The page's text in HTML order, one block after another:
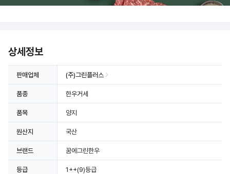
상세정보 더보기
상세정보
판매업체 (주)그린플러스
품종 한우거세
품목 양지
원산지 국산
브랜드 꿈에그린한우
등급 1++(9)등급